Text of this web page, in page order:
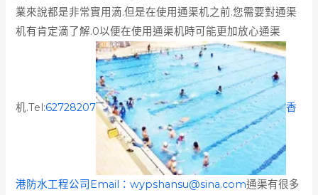
業來說都是非常實用滴.但是在使用通渠机之前.您需要對通渠
机有肯定滴了解.0以便在使用通渠机時可能更加放心通渠
机.Tel:62728207 香
港防水工程公司Email：wypshansu@sina.com通渠有很多